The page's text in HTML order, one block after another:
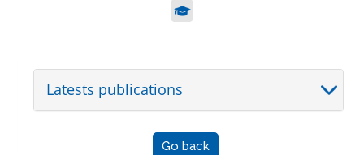
Latests publications
Go back